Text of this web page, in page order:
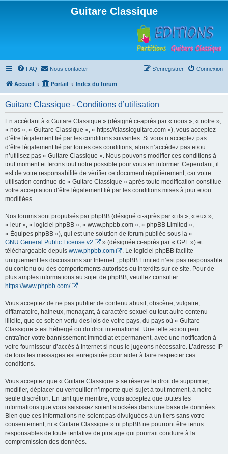
Guitare Classique
FAQ Nous contacter Connexion
S’enregistrer
Accueil Portail Index du forum
Guitare Classique - Conditions d’utilisation
En accédant à « Guitare Classique » (désigné ci-après par « nous », « notre »,
« nos », « Guitare Classique », « https://classicguitare.com »), vous acceptez
d’être légalement lié par les conditions suivantes. Si vous n’acceptez pas
d’être légalement lié par toutes ces conditions, alors n’accédez pas et/ou
n’utilisez pas « Guitare Classique ». Nous pouvons modifier ces conditions à
tout moment et ferons tout notre possible pour vous en informer. Cependant, il
est de votre responsabilité de vérifier ce document régulièrement, car votre
utilisation continue de « Guitare Classique » après toute modification constitue
votre acceptation d’être légalement lié par les conditions mises à jour et/ou
modifiées.
Nos forums sont propulsés par phpBB (désigné ci-après par « ils », « eux »,
« leur », « logiciel phpBB », « www.phpbb.com », « phpBB Limited »,
« Équipes phpBB »), qui est une solution de forum publiée sous la «
GNU General Public License v2
» (désignée ci-après par « GPL ») et
téléchargeable depuis www.phpbb.com
. Le logiciel phpBB facilite
uniquement les discussions sur Internet ; phpBB Limited n’est pas responsable
du contenu ou des comportements autorisés ou interdits sur ce site. Pour de
plus amples informations au sujet de phpBB, veuillez consulter :
https://www.phpbb.com/
Vous acceptez de ne pas publier de contenu abusif, obscène, vulgaire,
diffamatoire, haineux, menaçant, à caractère sexuel ou tout autre contenu
illicite, que ce soit en vertu des lois de votre pays, du pays où « Guitare
Classique » est hébergé ou du droit international. Une telle action peut
entraîner votre bannissement immédiat et permanent, avec une notification à
votre fournisseur d’accès à Internet si nous le jugeons nécessaire. L’adresse IP
de tous les messages est enregistrée pour aider à faire respecter ces
conditions.
Vous acceptez que « Guitare Classique » se réserve le droit de supprimer,
modifier, déplacer ou verrouiller n’importe quel sujet à tout moment, à notre
seule discrétion. En tant que membre, vous acceptez que toutes les
informations que vous saisissez soient stockées dans une base de données.
Bien que ces informations ne soient pas divulguées à un tiers sans votre
consentement, ni « Guitare Classique » ni phpBB ne pourront être tenus
responsables de toute tentative de piratage qui pourrait conduire à la
compromission des données.